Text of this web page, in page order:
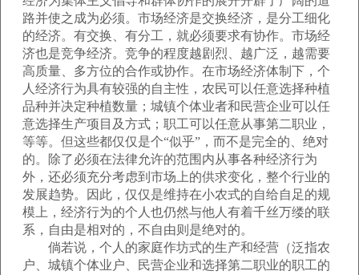
路并使之成为必须。市场经济是交换经济，是分工细化
的经济。有交换、有分工，就必须要求有协作。市场经
济也是竞争经济。竞争的程度越剧烈、越广泛，越需要
高质量、多方位的合作或协作。在市场经济体制下，个
人经济行为具有较强的自主性，农民可以任意选择种植
品种并决定种植数量；城镇个体业者和民营企业可以任
意选择生产项目及方式；职工可以任意从事第二职业，
等等。但这些都仅仅是个“似乎”，而不是完全的、绝对
的。除了必须在法律允许的范围内从事各种经济行为
外，还必须充分考虑到市场上的供求变化，整个行业的
发展趋势。因此，仅仅是维持在小农式的自给自足的规
模上，经济行为的个人也仍然与他人有着千丝万缕的联
系，自由是相对的，不自由则是绝对的。
倘若说，个人的家庭作坊式的生产和经营（泛指农
户、城镇个体业户、民营企业和选择第二职业的职工的